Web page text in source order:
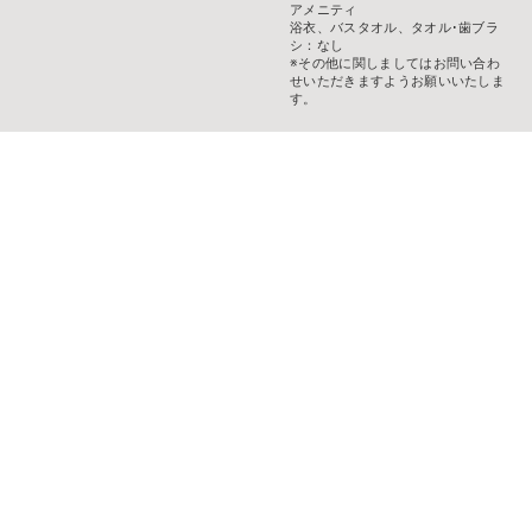
アメニティ
浴衣、バスタオル、タオル･歯ブラ
シ：なし
※その他に関しましてはお問い合わ
せいただきますようお願いいたしま
す。